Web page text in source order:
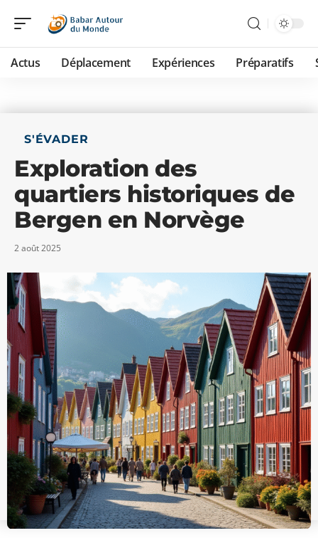
Actus Déplacement Expériences Préparatifs
S'ÉVADER
Exploration des
quartiers historiques de
Bergen en Norvège
2 août 2025